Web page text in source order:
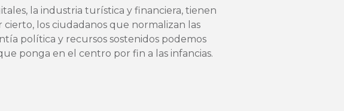
la industria turística y financiera, tienen
los ciudadanos que normalizan las
política y recursos sostenidos podemos
ponga en el centro por fin a las infancias.